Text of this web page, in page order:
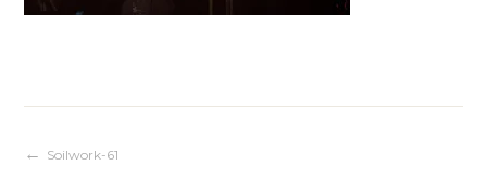
Navigation
Soilwork-61